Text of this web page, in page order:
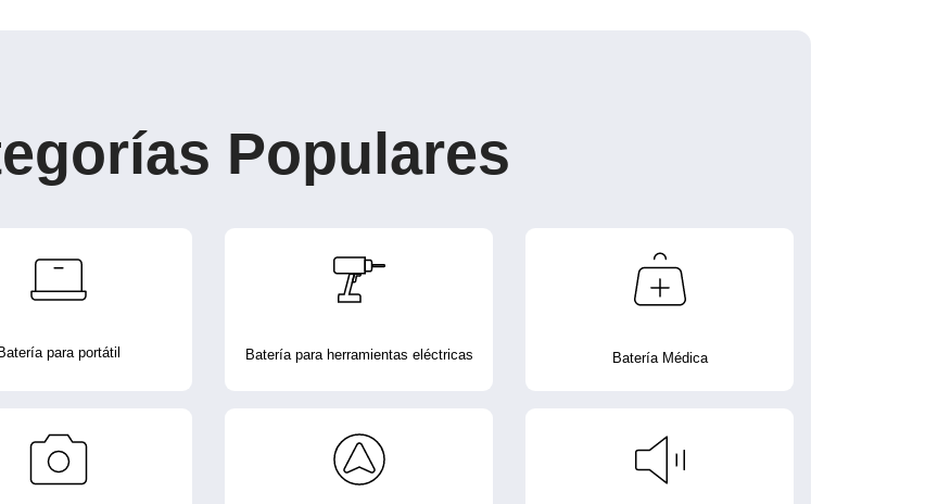
Populares
Batería para portátil Batería para herramientas eléctricas Batería Médica